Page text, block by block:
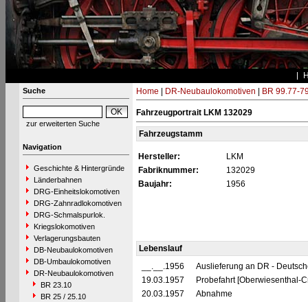
Suche
zur erweiterten Suche
Navigation
Geschichte & Hintergründe
Länderbahnen
DRG-Einheitslokomotiven
DRG-Zahnradlokomotiven
DRG-Schmalspurlok.
Kriegslokomotiven
Verlagerungsbauten
DB-Neubaulokomotiven
DB-Umbaulokomotiven
DR-Neubaulokomotiven
BR 23.10
BR 25 / 25.10
Home DR-Neubaulokomotiven BR 99.77-
Fahrzeugportrait LKM 132029
Fahrzeugstamm
Hersteller:
LKM
Fabriknummer:
132029
Baujahr:
1956
Lebenslauf
__.__.1956
Auslieferung an DR -
19.03.1957
Probefahrt [Oberwiesenthal-
20.03.1957
Abnahme